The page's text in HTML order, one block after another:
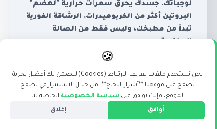
لوجباتك. جسدك يحرق سعرات حرارية "لهضم"
البروتين أكثر من الكربوهيدرات. الرشاقة الفورية
تبدأ من مطبخك، وليس فقط من الصالة
🍪
نحن نستخدم ملفات تعريف الارتباط (Cookies) لنضمن لك أفضل تجربة
تصفح على موقعنا **أسرار النجاح**. من خلال الاستمرار في تصفح
الموقع، فإنك توافق على سياسة الخصوصية الخاصة بنا.
أوافق إغلاق